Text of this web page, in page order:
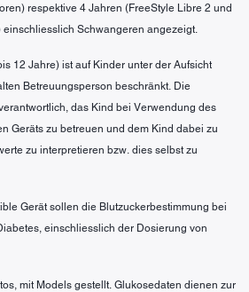
respektive 4 Jahren (FreeStyle Libre 2 und
einschliesslich Schwangeren angezeigt.
12 Jahre) ist auf Kinder unter der Aufsicht
Betreuungsperson beschränkt. Die
das Kind bei Verwendung des
Geräts zu betreuen und dem Kind dabei zu
zu interpretieren bzw. dies selbst zu
Gerät sollen die Blutzuckerbestimmung bei
einschliesslich der Dosierung von
mit Models gestellt. Glukosedaten dienen zur